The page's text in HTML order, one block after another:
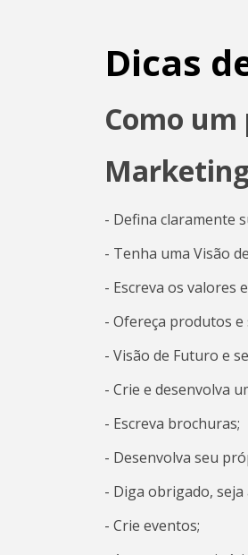
Dicas
Como
- Defina claramente
- Tenha uma Visão
- Escreva os valores
- Ofereça produtos e
- Visão de Futuro e
- Crie e desenvolva
- Escreva brochuras;
- Desenvolva seu
- Diga obrigado, seja
- Crie eventos;